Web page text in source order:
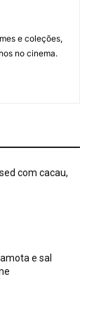
e coleções,
no cinema.
com cacau,
e sal